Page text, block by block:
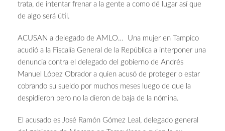
trata, de intentar frenar a la gente a como dé lugar así que
de algo será útil.
ACUSAN a delegado de AMLO… Una mujer en Tampico
acudió a la Fiscalía General de la República a interponer una
denuncia contra el delegado del gobierno de Andrés
Manuel López Obrador a quien acusó de proteger o estar
cobrando su sueldo por muchos meses luego de que la
despidieron pero no la dieron de baja de la nómina.
El acusado es José Ramón Gómez Leal, delegado general